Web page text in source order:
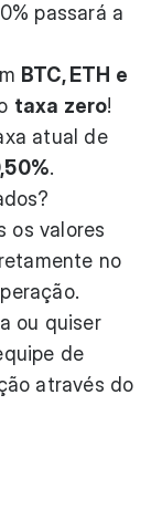
passará a
BTC, ETH e
taxa zero!
atual de
.
os valores
no
ou quiser
de
através do